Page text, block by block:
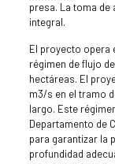
presa. La toma
integral.
El proyecto opera
régimen de flujo
hectáreas. El
m3/s en el tramo
largo. Este
Departamento de
para garantizar la
profundidad